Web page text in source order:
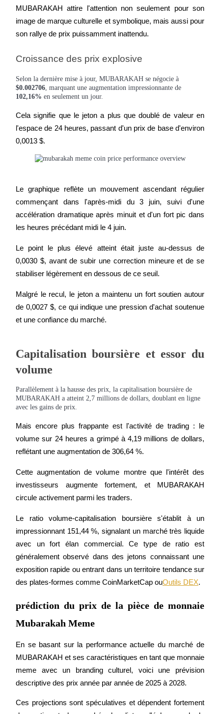
Stratégies de trading
Apprenez à rester rentable
Gagnez quotidiennement des récompenses compétitives
Launchpool
Blocages BTR
MUBARAKAH attire l'attention non seulement pour son
image de marque culturelle et symbolique, mais aussi pour
son rallye de prix puissamment inattendu.
Croissance des prix explosive
Selon la dernière mise à jour, MUBARAKAH se négocie à
$0.002706, marquant une augmentation impressionnante de
102,16% en seulement un jour.
Cela signifie que le jeton a plus que doublé de valeur en
l'espace de 24 heures, passant d'un prix de base d'environ
0,0013 $.
Le graphique reflète un mouvement ascendant régulier
commençant dans l'après-midi du 3 juin, suivi d'une
accélération dramatique après minuit et d'un fort pic dans
les heures précédant midi le 4 juin.
Le point le plus élevé atteint était juste au-dessus de
0,0030 $, avant de subir une correction mineure et de se
stabiliser légèrement en dessous de ce seuil.
Malgré le recul, le jeton a maintenu un fort soutien autour
de 0,0027 $, ce qui indique une pression d'achat soutenue
et une confiance du marché.
Capitalisation boursière et essor du
volume
Parallèlement à la hausse des prix, la capitalisation boursière de
MUBARAKAH a atteint 2,7 millions de dollars, doublant en ligne
avec les gains de prix.
Mais encore plus frappante est l'activité de trading : le
volume sur 24 heures a grimpé à 4,19 millions de dollars,
reflétant une augmentation de 306,64 %.
Cette augmentation de volume montre que l'intérêt des
investisseurs augmente fortement, et MUBARAKAH
circule activement parmi les traders.
Le ratio volume-capitalisation boursière s'établit à un
impressionnant 151,44 %, signalant un marché très liquide
avec un fort élan commercial. Ce type de ratio est
généralement observé dans des jetons connaissant une
exposition rapide ou entrant dans un territoire tendance sur
des plates-formes comme CoinMarketCap ouOutils DEX.
prédiction du prix de la pièce de monnaie
Mubarakah Meme
En se basant sur la performance actuelle du marché de
MUBARAKAH et ses caractéristiques en tant que monnaie
meme avec un branding culturel, voici une prévision
descriptive des prix année par année de 2025 à 2028.
Ces projections sont spéculatives et dépendent fortement